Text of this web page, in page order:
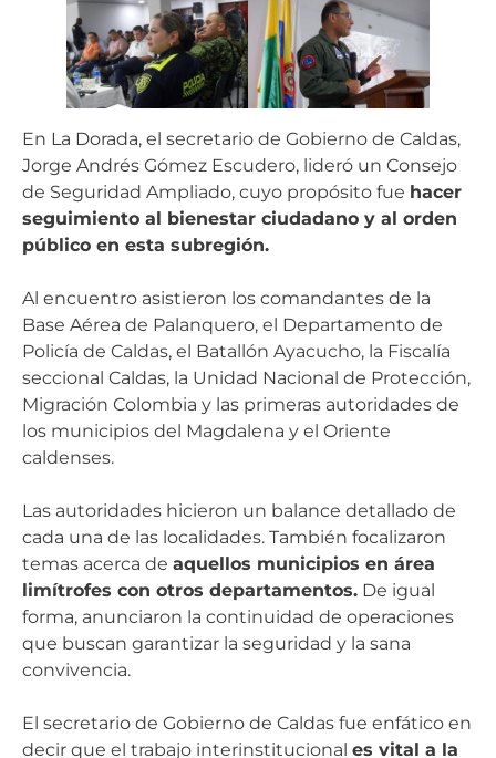
En La Dorada, el secretario de Gobierno de Caldas,
Jorge Andrés Gómez Escudero, lideró un Consejo
de Seguridad Ampliado, cuyo propósito fue hacer
seguimiento al bienestar ciudadano y al orden
público en esta subregión.
Al encuentro asistieron los comandantes de la
Base Aérea de Palanquero, el Departamento de
Policía de Caldas, el Batallón Ayacucho, la Fiscalía
seccional Caldas, la Unidad Nacional de Protección,
Migración Colombia y las primeras autoridades de
los municipios del Magdalena y el Oriente
caldenses.
Las autoridades hicieron un balance detallado de
cada una de las localidades. También focalizaron
temas acerca de aquellos municipios en área
limítrofes con otros departamentos. De igual
forma, anunciaron la continuidad de operaciones
que buscan garantizar la seguridad y la sana
convivencia.
El secretario de Gobierno de Caldas fue enfático en
decir que el trabajo interinstitucional es vital a la